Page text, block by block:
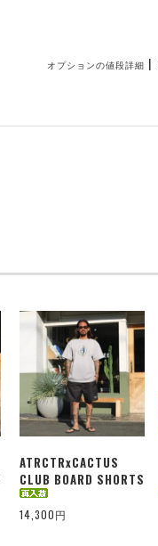
オプションの値段詳細 |
ATRCTRxCACTUS
CLUB BOARD SHORTS
14,300円